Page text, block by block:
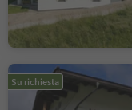
Su richiesta